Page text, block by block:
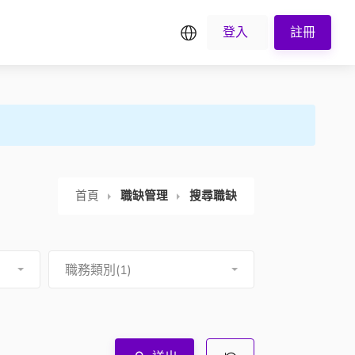
繁中登入 註冊
首頁 職缺管理 搜尋職缺
職務類別(1)